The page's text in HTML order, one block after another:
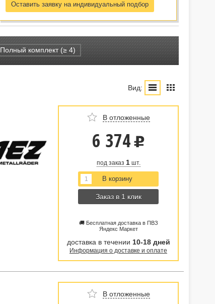
Оставить заявку на индивидуальный подбор
Полный комплект (≥ 4)
Вид:
В отложенные
6 374 u
под заказ 1шт.
Заказ в 1 клик
🚚 Бесплатная доставка в ПВЗ
Яндекс Маркет
доставка в течении 10-18 дней
Информация о доставке и оплате
В отложенные